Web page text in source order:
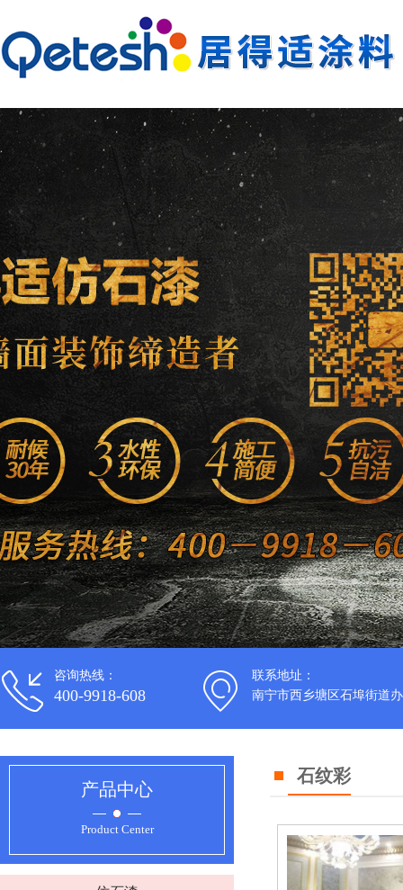
咨询热线：
400-9918-608
联系地址：
南宁市西乡塘区石埠街道
产品中心
Product Center
石纹彩